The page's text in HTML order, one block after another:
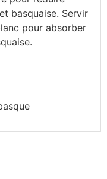
basquaise. Servir
pour absorber